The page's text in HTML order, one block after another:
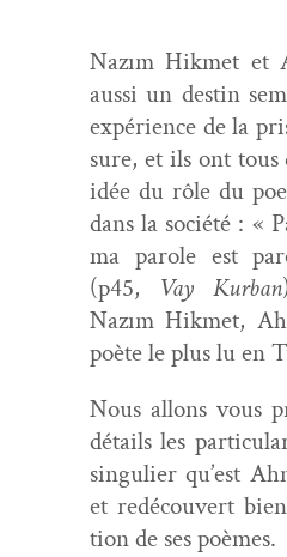
Nazım Hik­met et
aus­si un des­tin
expéri­ence de la
sure, et ils ont
idée du rôle du
dans la société : «
ma parole est
(p45, Vay Kur­ban
Nazım Hik­met,
poète le plus lu en
Nous allons vous
détails les
sin­guli­er qu’est
et redé­cou­vert
tion de ses poèmes.